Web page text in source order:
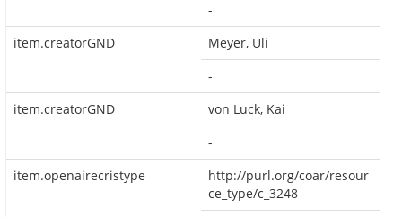
-
item.creatorGND
Meyer, Uli
-
item.creatorGND
von Luck, Kai
-
item.openairecristype
http://purl.org/coar/resour
ce_type/c_3248